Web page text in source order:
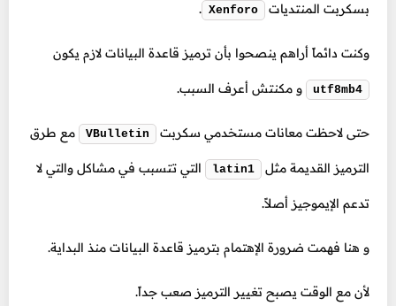
بسكربت المنتديات Xenforo
.
وكنت دائماً أراهم ينصحوا بأن ترميز قاعدة البيانات لازم يكون
utf8mb4 و مكنتش أعرف السبب.
حتى لاحظت معانات مستخدمي سكربت VBulletin مع طرق
الترميز القديمة مثل latin1 التي تتسبب في مشاكل والتي لا
تدعم الإيموجيز أصلاً.
و هنا فهمت ضرورة الإهتمام بترميز قاعدة البيانات منذ البداية.
لأن مع الوقت يصبح تغيير الترميز صعب جداً.